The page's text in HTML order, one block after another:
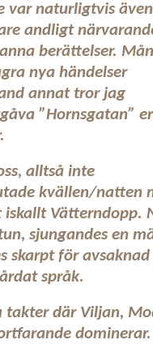
var naturligtvis även
andligt
berättelser.
nya händelser
annat tror jag
”Hornsgatan”
alltså inte
kvällen/natten
iskallt Vätterndopp.
sjungandes en
skarpt för avsaknad
språk.
takter där Viljan,
dominerar.